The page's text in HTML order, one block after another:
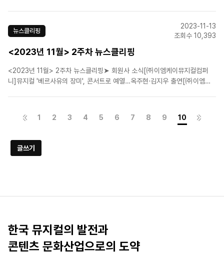
년 뮤지컬 '여신님이 보고 계셔',..
뉴스클리핑
2023-11-13
조회수 10,393
<2023년 11월> 2주차 뉴스클리핑
<2023년 11월> 2주차 뉴스클리핑➤ 회원사 소식[㈜이엠케이뮤지컬컴퍼
니]뮤지컬 '베르사유의 장미', 콘서트로 예열…옥주현·김지우 출연[㈜이엠케
1 2 3 4 5 6 7 8 9 10
글쓰기
한국 뮤지컬의 발전과
콘텐츠 문화산업으로의 도약